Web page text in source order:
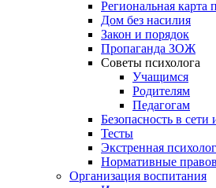
Региональная карта
Дом без насилия
Закон и порядок
Пропаганда ЗОЖ
Советы психолога
Учащимся
Родителям
Педагогам
Безопасность в сети
Тесты
Экстренная
Нормативные
Организация воспитания